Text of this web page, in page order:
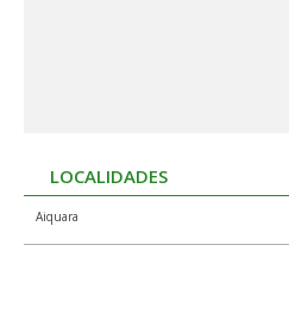
LOCALIDADES
Aiquara